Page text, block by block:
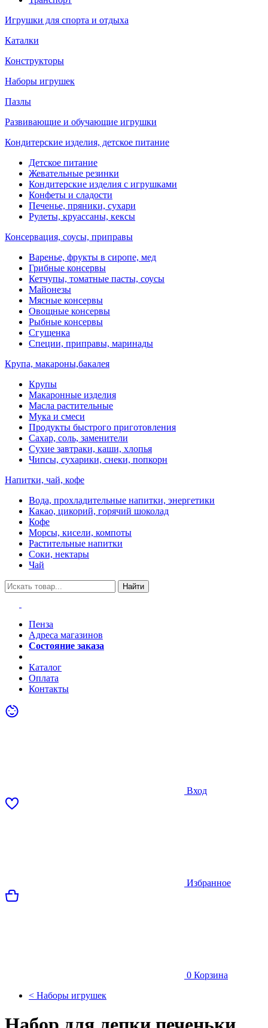
Игрушки для спорта и отдыха
Каталки
Конструкторы
Наборы игрушек
Пазлы
Развивающие и обучающие игрушки
Кондитерские изделия, детское питание
Детское питание
Жевательные резинки
Кондитерские изделия с игрушками
Конфеты и сладости
Печенье, пряники, сухари
Рулеты, круассаны, кексы
Консервация, соусы, приправы
Варенье, фрукты в сиропе, мед
Грибные консервы
Кетчупы, томатные пасты, соусы
Майонезы
Мясные консервы
Овощные консервы
Рыбные консервы
Сгущенка
Специи, приправы, маринады
Крупа, макароны,бакалея
Крупы
Макаронные изделия
Масла растительные
Мука и смеси
Продукты быстрого приготовления
Сахар, соль, заменители
Сухие завтраки, каши, хлопья
Чипсы, сухарики, снеки, попкорн
Напитки, чай, кофе
Вода, прохладительные напитки, энергетики
Какао, цикорий, горячий шоколад
Кофе
Морсы, кисели, компоты
Растительные напитки
Соки, нектары
Чай
Найти
Пенза
Адреса магазинов
Состояние заказа
Каталог
Оплата
Контакты
Вход
Избранное
0 Корзина
< Наборы игрушек